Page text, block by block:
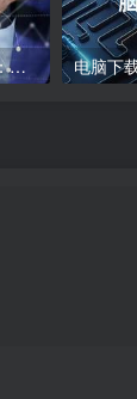
井号键怎么打_井号键教程：打出#的方法